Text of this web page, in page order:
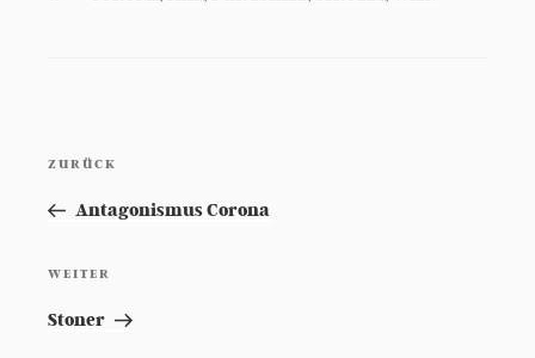
Vorheriger
Beitrag
ZURÜCK
Antagonismus Corona
Nächster
Beitrag
WEITER
Stoner